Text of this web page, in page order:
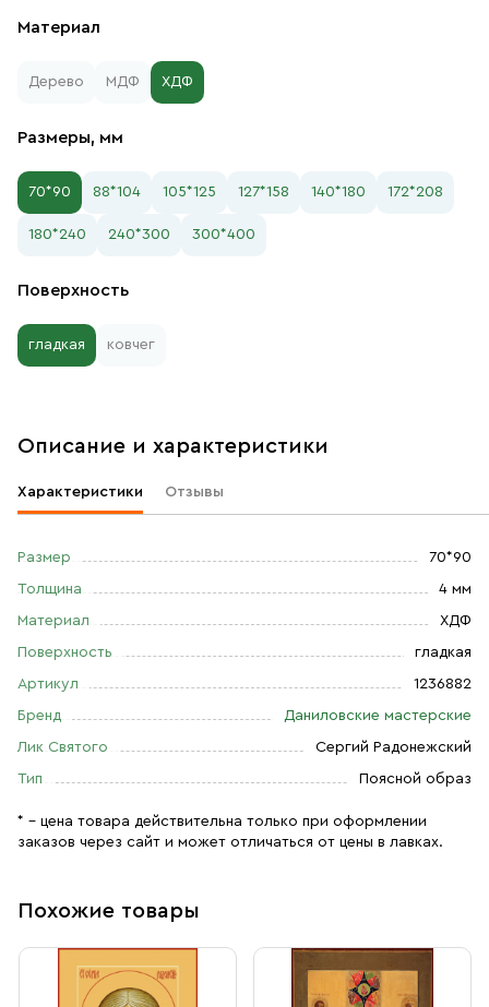
Материал
Дерево МДФ ХДФ
Размеры, мм
70*90 88*104 105*125 127*158 140*180 172*208
180*240 240*300 300*400
Поверхность
гладкая ковчег
Описание и характеристики
Характеристики Отзывы
Размер 70*90
Толщина 4 мм
Материал ХДФ
Поверхность гладкая
Артикул 1236882
Бренд Даниловские мастерские
Лик Святого Сергий Радонежский
Тип Поясной образ
* – цена товара действительна только при оформлении
заказов через сайт и может отличаться от цены в лавках.
Похожие товары